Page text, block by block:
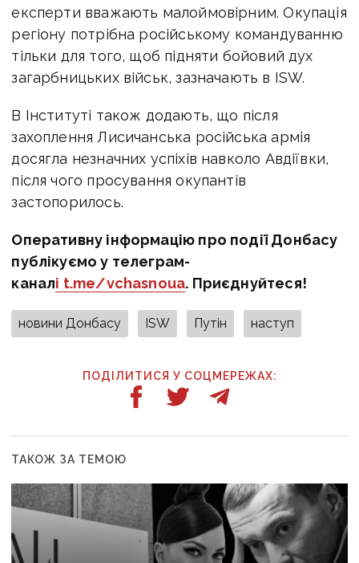
експерти вважають малоймовірним. Окупація
регіону потрібна російському командуванню
тільки для того, щоб підняти бойовий дух
загарбницьких військ, зазначають в ISW.
В Інституті також додають, що після
захоплення Лисичанська російська армія
досягла незначних успіхів навколо Авдіївки,
після чого просування окупантів
застопорилось.
Оперативну інформацію про події Донбасу
публікуємо у телеграм-
каналі t.me/vchasnoua. Приєднуйтеся!
новини Донбасу ISW Путін наступ
ПОДІЛИТИСЯ У СОЦМЕРЕЖАХ:
ТАКОЖ ЗА ТЕМОЮ